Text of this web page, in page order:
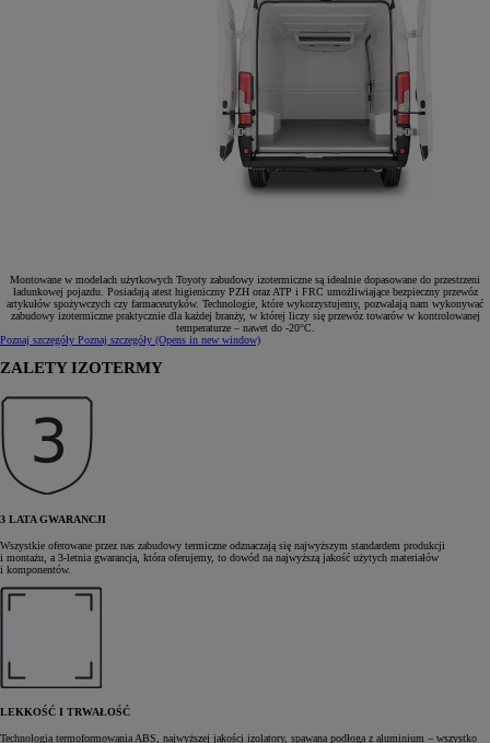
Montowane w modelach użytkowych Toyoty zabudowy izotermiczne są idealnie dopasowane do przestrzeni
ładunkowej pojazdu. Posiadają atest higieniczny PZH oraz ATP i FRC umożliwiające bezpieczny przewóz
artykułów spożywczych czy farmaceutyków. Technologie, które wykorzystujemy, pozwalają nam wykonywać
zabudowy izotermiczne praktycznie dla każdej branży, w której liczy się przewóz towarów w kontrolowanej
temperaturze – nawet do -20°C.
Poznaj szczegóły Poznaj szczegóły (Opens in new window)
ZALETY IZOTERMY
3 LATA GWARANCJI
Wszystkie oferowane przez nas zabudowy termiczne odznaczają się najwyższym standardem produkcji
i montażu, a 3-letnia gwarancja, która oferujemy, to dowód na najwyższą jakość użytych materiałów
i komponentów.
LEKKOŚĆ I TRWAŁOŚĆ
Technologia termoformowania ABS, najwyższej jakości izolatory, spawana podłoga z aluminium – wszystko